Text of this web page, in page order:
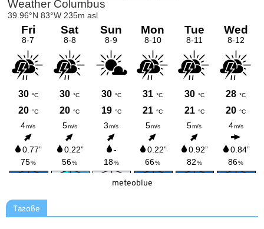
meteoblue
Тагове